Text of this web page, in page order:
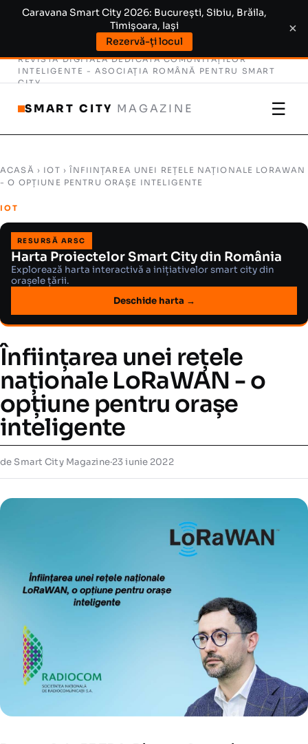
Caravana Smart City 2026: București, Sibiu, Brăila,
Timișoara, Iași
Rezervă-ți locul
×
REVISTĂ DIGITALĂ DEDICATĂ COMUNITĂȚILOR
INTELIGENTE - ASOCIAȚIA ROMÂNĂ PENTRU SMART
CITY
SMART CITY MAGAZINE ☰
ACASĂ › IOT › ÎNFIINȚAREA UNEI REȚELE NAȚIONALE LORAWAN
- O OPȚIUNE PENTRU ORAȘE INTELIGENTE
IOT
RESURSĂ ARSC
Harta Proiectelor Smart City din România
Explorează harta interactivă a inițiativelor smart city din
orașele țării.
Deschide harta →
Înființarea unei rețele
naționale LoRaWAN - o
opțiune pentru orașe
inteligente
de Smart City Magazine·23 iunie 2022